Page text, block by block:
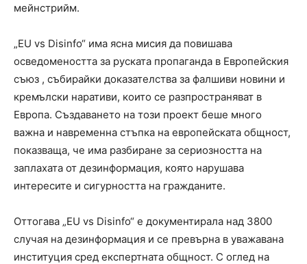
мейнстрийм.
„EU vs Disinfo“ има ясна мисия да повишава
осведомеността за руската пропаганда в Европейския
съюз , събирайки доказателства за фалшиви новини и
кремълски наративи, които се разпространяват в
Европа. Създаването на този проект беше много
важна и навременна стъпка на европейската общност,
показваща, че има разбиране за сериозността на
заплахата от дезинформация, която нарушава
интересите и сигурността на гражданите.
Оттогава „EU vs Disinfo“ е документирала над 3800
случая на дезинформация и се превърна в уважавана
институция сред експертната общност. С оглед на